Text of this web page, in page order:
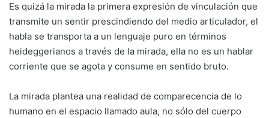
Es quizá la mirada la primera expresión de vinculación que
transmite un sentir prescindiendo del medio articulador, el
habla se transporta a un lenguaje puro en términos
heideggerianos a través de la mirada, ella no es un hablar
corriente que se agota y consume en sentido bruto.
La mirada plantea una realidad de comparecencia de lo
humano en el espacio llamado aula, no sólo del cuerpo